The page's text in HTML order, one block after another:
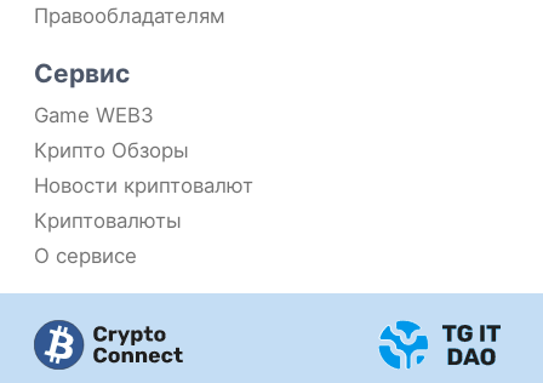
Правообладателям
Сервис
Game WEB3
Крипто Обзоры
Новости криптовалют
Криптовалюты
О сервисе